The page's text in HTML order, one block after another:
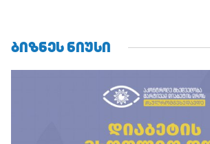
ᲑᲘᲖᲜᲔᲡ ᲜᲘᲣᲡᲘ